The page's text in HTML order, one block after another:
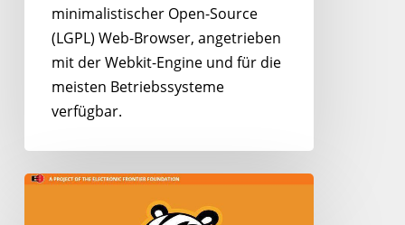
minimalistischer Open-Source
(LGPL) Web-Browser, angetrieben
mit der Webkit-Engine und für die
meisten Betriebssysteme
verfügbar.
Privacy